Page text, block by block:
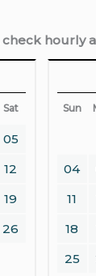
hourly
Sat
05
12
19
26
Sun
04
11
18
25